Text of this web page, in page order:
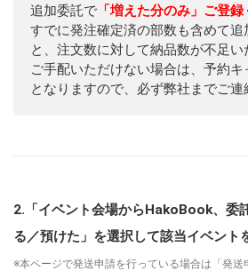
追加委託で 「増えた分のみ」ご登録
すでに発注確定済の部数も含めて追
と、注文数に対して納品数が不足
ご手配いただけない場合は、予約
となりますので、必ず弊社までご連
2.「イベント会場からHakoBook、委
る／預けた」を選択して該当イベント
※本ページで発送申請を行っている場合は「発送